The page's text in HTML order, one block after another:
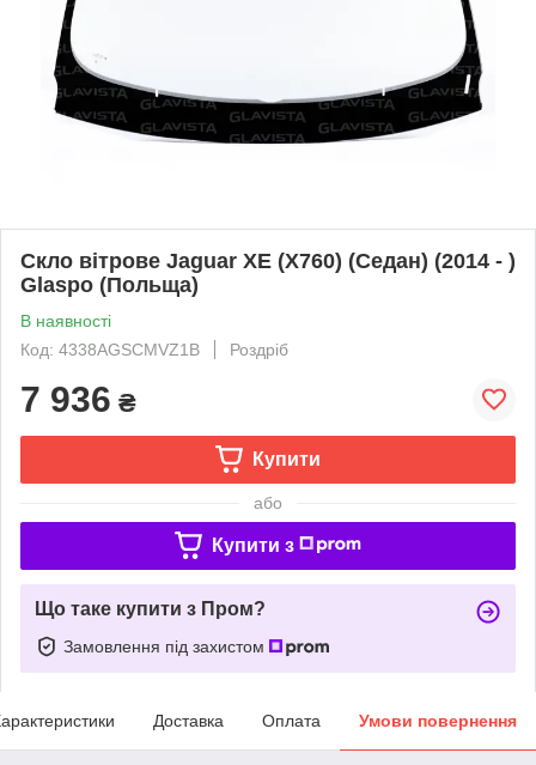
Скло вітрове Jaguar XE (X760) (Седан) (2014 - )
Glaspo (Польща)
В наявності
Код: 4338AGSCMVZ1B
Роздріб
7 936 ₴
Купити
або
Купити з
Що таке купити з Пром?
Замовлення під захистом
Доставка Оплата Умови повернення